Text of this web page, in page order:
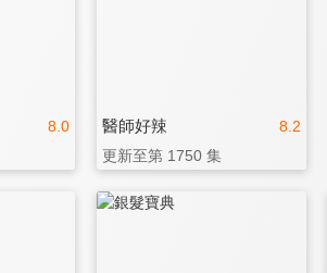
8.0 8.2
醫師好辣
更新至第 1750 集